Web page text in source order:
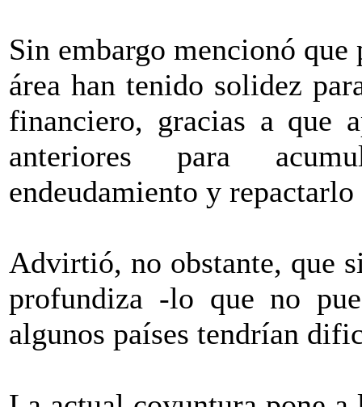
Sin embargo mencionó
área han tenido solidez
financiero, gracias a que
anteriores para
endeudamiento y
Advirtió, no obstante, que
profundiza -lo que no
algunos países tendrían